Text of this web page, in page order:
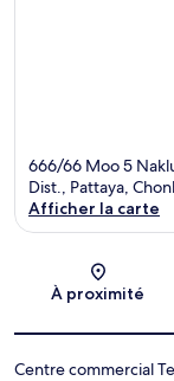
666/66 Moo 5
Dist., Pattaya,
Afficher la carte
À proximité
Centre commercial